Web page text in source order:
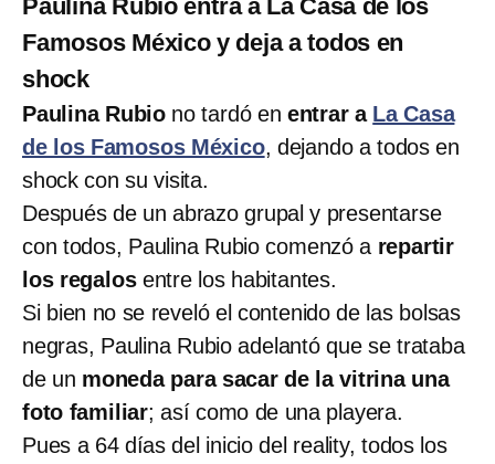
Paulina Rubio entra a La Casa de los
Famosos México y deja a todos en
shock
Paulina Rubio no tardó en entrar a La Casa
de los Famosos México, dejando a todos en
shock con su visita.
Después de un abrazo grupal y presentarse
con todos, Paulina Rubio comenzó a repartir
los regalosentre los habitantes.
Si bien no se reveló el contenido de las bolsas
negras, Paulina Rubio adelantó que se trataba
de un moneda para sacar de la vitrina una
foto familiar; así como de una playera.
Pues a 64 días del inicio del reality, todos los